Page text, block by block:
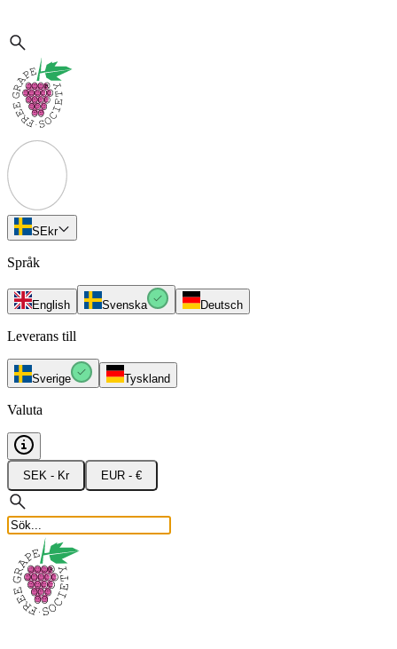
SEkr
Språk
English Svenska Deutsch
Leverans till
Sverige Tyskland
Valuta
SEK - Kr EUR - €